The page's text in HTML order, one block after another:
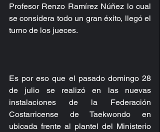
Profesor Renzo Ramírez Núñez lo cual
se considera todo un gran éxito, llegó el
turno de los jueces.
Es por eso que el pasado domingo 28
de julio se realizó en las nuevas
instalaciones de la Federación
Costarricense de Taekwondo en
ubicada frente al plantel del Ministerio